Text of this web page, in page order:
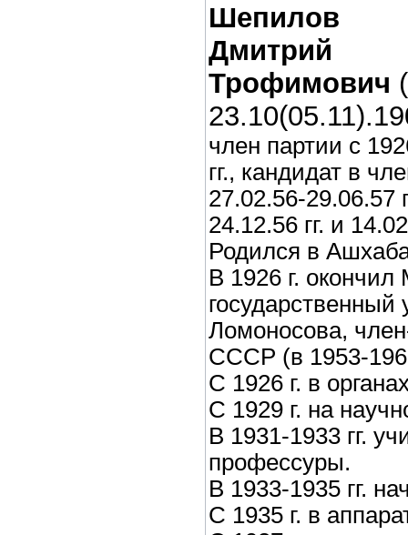
Шепилов
Дмитрий
Трофимович
член партии с
гг., кандидат в
27.02.56-29.06.57
24.12.56 гг. и
Родился в
В 1926 г. окончил
Ломоносова,
СССР (в 1953-
С 1926 г. в
С 1929 г. на
В 1931-1933 гг.
профессуры.
В 1933-1935 гг.
С 1935 г. в